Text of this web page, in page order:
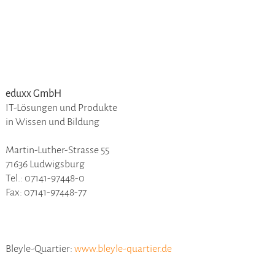
eduxx GmbH
IT-Lösungen und Produkte
in Wissen und Bildung
Martin-Luther-Strasse 55
71636 Ludwigsburg
Tel.: 07141-97448-0
Fax: 07141-97448-77
Bleyle-Quartier: www.bleyle-quartier.de